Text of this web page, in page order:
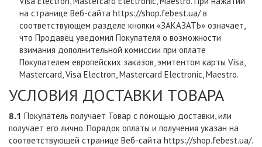
на странице Веб-сайта https://shop.febest.ua/в
соответствующем разделе кнопки «ЗАКАЗАТЬ» означает,
что Продавец уведомил Покупателя о возможности
взимания дополнительной комиссии при оплате
Покупателем европейских заказов, эмитентом карты Visa,
Mastercard, Visa Electron, Mastercard Electronic, Maestro.
УСЛОВИЯ ДОСТАВКИ ТОВАРА
8.1 Покупатель получает Товар с помощью доставки, или
получает его лично. Порядок оплаты и получения указан на
соответствующей странице Веб-сайта https://shop.febest.ua/.